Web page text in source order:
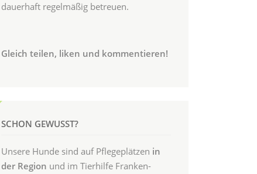
dauerhaft regelmäßig betreuen.
Gleich teilen, liken und kommentieren!
SCHON GEWUSST?
Unsere Hunde sind auf Pflegeplätzen in
der Region und im Tierhilfe Franken-